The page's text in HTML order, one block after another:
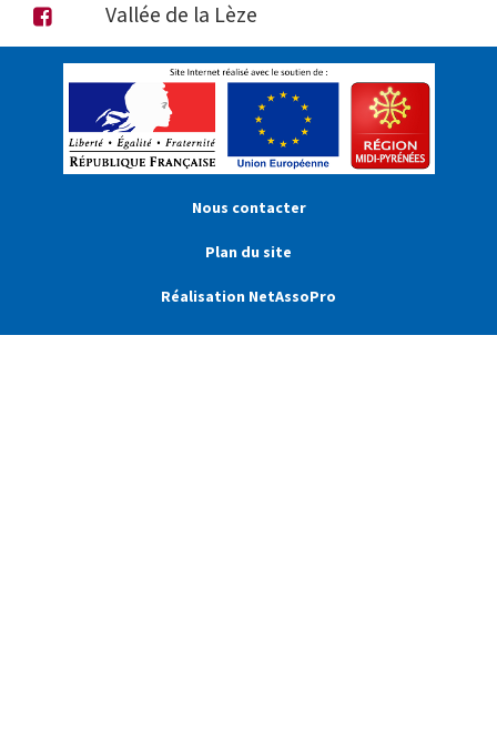
Vallée de la Lèze
Nous contacter
Plan du site
Réalisation NetAssoPro